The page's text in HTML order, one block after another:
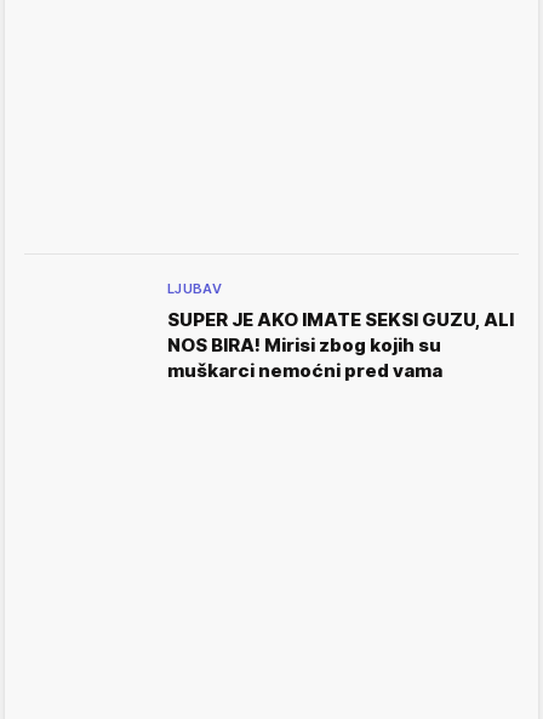
LJUBAV
SUPER JE AKO IMATE SEKSI GUZU, ALI
NOS BIRA! Mirisi zbog kojih su
muškarci nemoćni pred vama